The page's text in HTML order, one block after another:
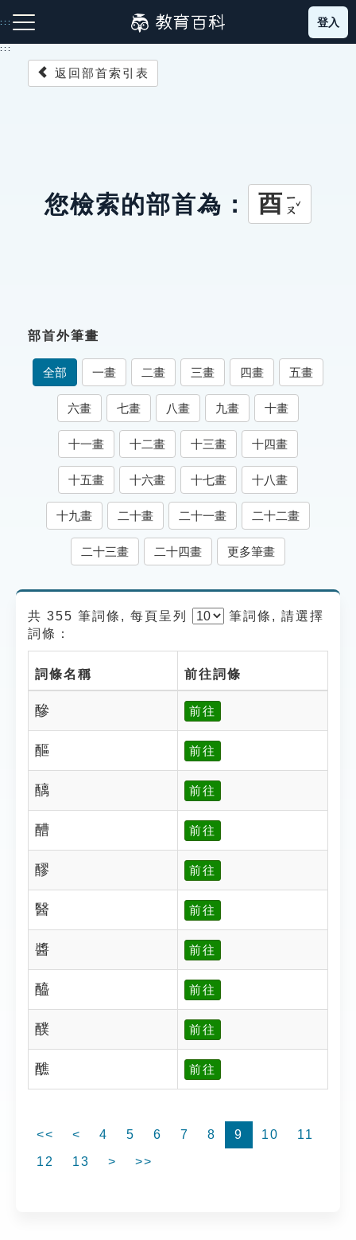
到
主
:::
成語故事
索引選單
知識索引
單字索引
生命大百科索引
遊戲專區
貓頭鷹博士
登入
:::
返回部首索引表
您檢索的部首為： 酉 ㄧㄡˇ
部首外筆畫
全部 一畫 二畫 三畫 四畫 五畫
六畫 七畫 八畫 九畫 十畫
十一畫 十二畫 十三畫 十四畫
十五畫 十六畫 十七畫 十八畫
十九畫 二十畫 二十一畫 二十二畫
二十三畫 二十四畫 更多筆畫
共 355 筆詞條, 每頁呈列 筆詞條, 請選擇
詞條：
詞條名稱 前往詞條
醦 前往
醧 前往
醨 前往
醩 前往
醪 前往
醫 前往
醬 前往
醯 前往
醭 前往
醮 前往
<< < 4 5 6 7 8 9 10
11
12
13 > >>